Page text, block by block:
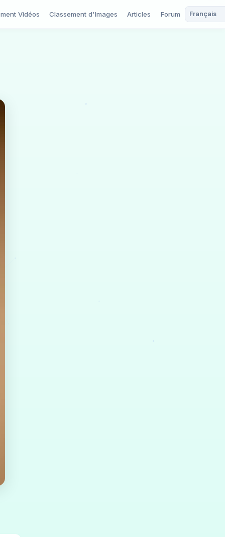
Vidéos Classement d'Images Articles Forum